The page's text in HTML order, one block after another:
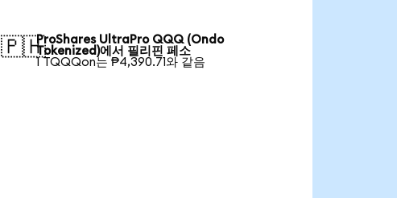
🇵🇭ProShares UltraPro QQQ (Ondo
Tokenized)에서 필리핀 페소
1 TQQQon는 ₱4,390.71와 같음